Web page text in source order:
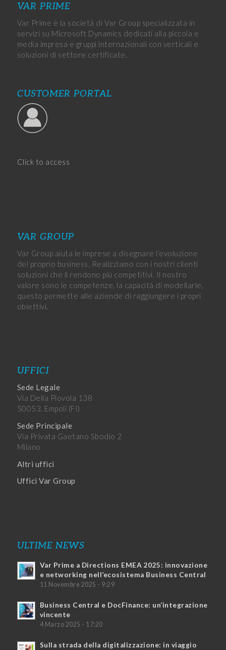
VAR PRIME
Var Prime è la società di Var Group specializzata in
servizi su Microsoft Dynamics dedicati alla piccola e
media impresa e gruppi internazionali con verticali e
soluzioni di settore certificate.
CUSTOMER PORTAL
Click to access
VAR GROUP
Var Group aiuta le imprese a disegnare l’evoluzione
del proprio business. Realizziamo con i nostri clienti
soluzioni che li rendono più competitivi. Il nostro
valore sono le competenze, la capacità di modellarle,
questo permette alle aziende di raggiungere i propri
obiettivi.
UFFICI
Sede Legale
Via Della Piovola 138
50053, Empoli (FI)
Sede Principale
Via Privata Gaetano Sbodio 2
Milano
Altri uffici
Uffici Var Group
ULTIME NEWS
Var Prime a Directions EMEA 2025: innovazione
e networking nell’ecosistema Business Central
11 Novembre 2025 - 9:29
Business Central e DocFinance: un’integrazione
vincente
4 Marzo 2025 - 17:20
Sulla strada della digitalizzazione: in viaggio